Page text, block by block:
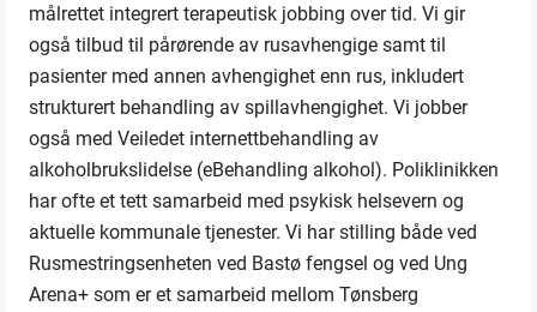
målrettet integrert terapeutisk jobbing over tid. Vi gir
også tilbud til pårørende av rusavhengige samt til
pasienter med annen avhengighet enn rus, inkludert
strukturert behandling av spillavhengighet. Vi jobber
også med Veiledet internettbehandling av
alkoholbrukslidelse (eBehandling alkohol). Poliklinikken
har ofte et tett samarbeid med psykisk helsevern og
aktuelle kommunale tjenester. Vi har stilling både ved
Rusmestringsenheten ved Bastø fengsel og ved Ung
Arena+ som er et samarbeid mellom Tønsberg